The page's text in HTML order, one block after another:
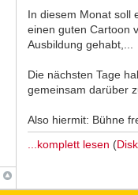
In diesem Monat soll
einen guten Cartoon
Ausbildung gehabt,...
Die nächsten Tage
gemeinsam darüber
Also hiermit: Bühne
...komplett lesen (